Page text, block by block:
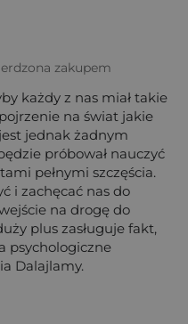
zakupem
każdy z nas miał takie
na świat jakie
jednak żadnym
próbował nauczyć
pełnymi szczęścia.
i zachęcać nas do
na drogę do
plus zasługuje fakt,
psychologiczne
Dalajlamy.